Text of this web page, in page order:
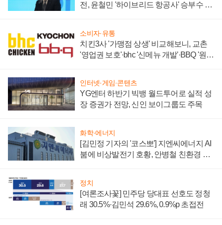
전, 윤철민 '하이브리드 항공사' 승부수 통
소비자·유통
치킨3사 '가맹점 상생' 비교해보니, 교촌
'영업권 보호'·bhc '신메뉴 개발'·BBQ '원가
인터넷·게임·콘텐츠
YG엔터 하반기 빅뱅 월드투어로 실적 성
장 증권가 전망, 신인 보이그룹도 주목
화학·에너지
[김민정 기자의 '코스뽀'] 지엔씨에너지 AI
붐에 비상발전기 호황, 안병철 친환경 에
정치
[여론조사꽃] 민주당 당대표 선호도 정청
래 30.5%·김민석 29.6%, 0.9%p 초접전